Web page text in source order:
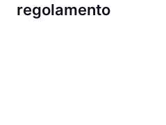
regolamento